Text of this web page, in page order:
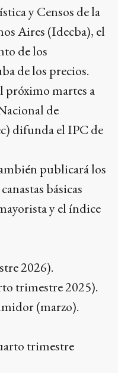
y Censos de la
Aires (Idecba), el
de los
de los precios.
próximo martes a
de
difunda el IPC de
publicará los
básicas
y el índice
2026).
trimestre 2025).
(marzo).
trimestre